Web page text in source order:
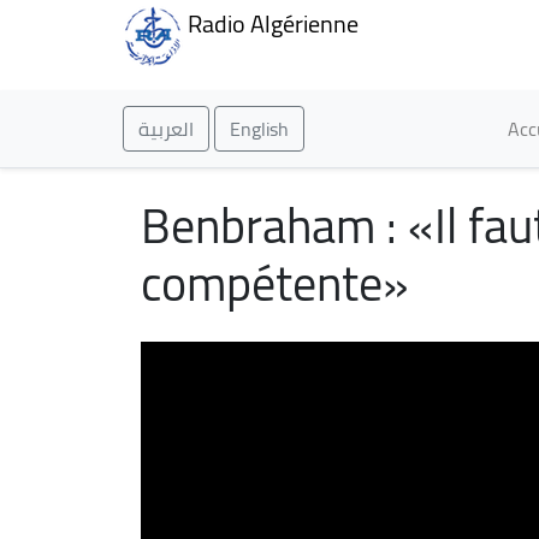
Radio Algérienne
العربية English
Benbraham : «Il
compétente»